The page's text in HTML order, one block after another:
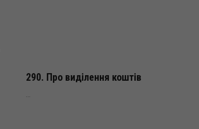
290. Про виділення коштів